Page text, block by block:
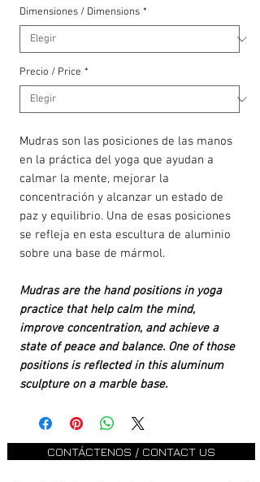
Dimensiones / Dimensions *
Precio / Price *
Mudras son las posiciones de las manos
en la práctica del yoga que ayudan a
calmar la mente, mejorar la
concentración y alcanzar un estado de
paz y equilibrio. Una de esas posiciones
se refleja en esta escultura de aluminio
sobre una base de mármol.
Mudras are the hand positions in yoga
practice that help calm the mind,
improve concentration, and achieve a
state of peace and balance. One of those
positions is reflected in this aluminum
sculpture on a marble base.
CONTÁCTENOS / CONTACT US